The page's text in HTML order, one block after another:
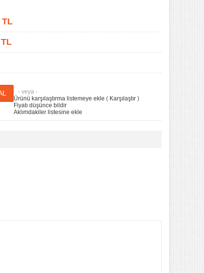
TL
TL
- veya -
Ürünü karşılaştırma listemeye ekle ( Karşılaştır )
Fiyatı düşünce bildir
Aklımdakiler listesine ekle